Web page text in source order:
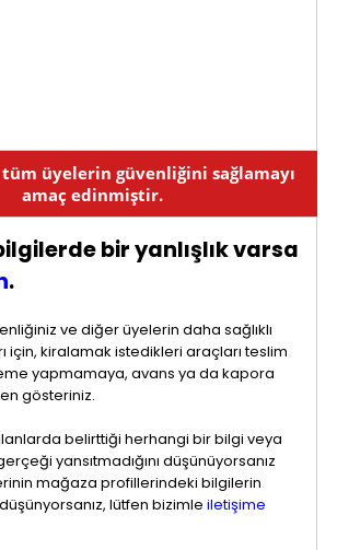
üyelerin güvenliğini sağlamayı
amaç edinmiştir.
bir yanlışlık varsa
.
ve diğer üyelerin daha sağlıklı
için, kiralamak istedikleri araçları teslim
yapmamaya, avans ya da kapora
gösteriniz.
belirttiği herhangi bir bilgi veya
yansıtmadığını düşünüyorsanız
mağaza profillerindeki bilgilerin
lütfen bizimle iletişime